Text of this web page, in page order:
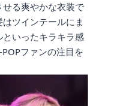
る爽やかな衣装で
ツインテールにま
いったキラキラ感
ファンの注目を